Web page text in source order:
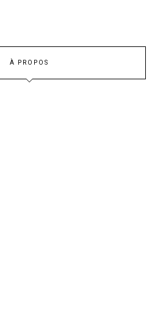
À PROPOS